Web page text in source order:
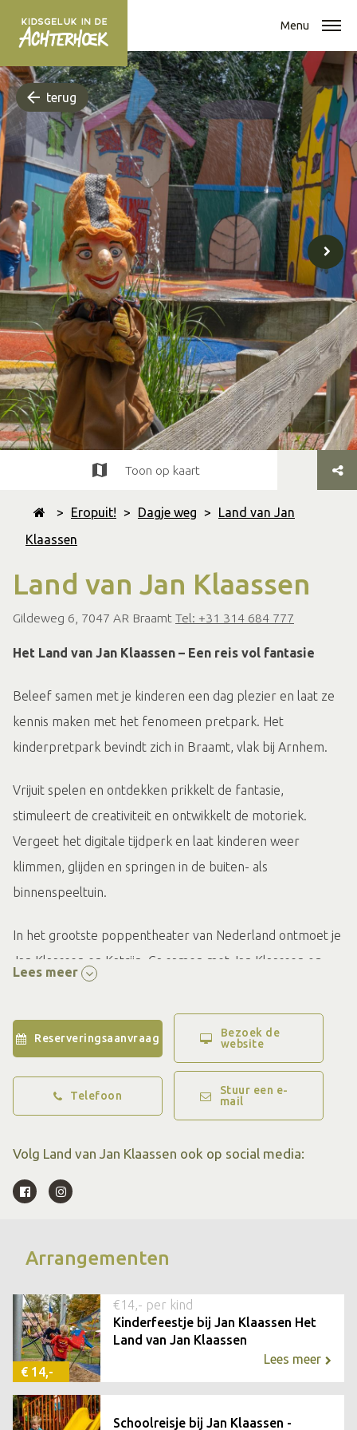
Menu
terug
> Eropuit! > Dagje weg >
Land van Jan
Klaassen
Land van Jan Klaassen
Gildeweg 6, 7047 AR Braamt Tel: +31 314 684 777
Toon op kaart
Het Land van Jan Klaassen – Een reis vol fantasie
Beleef samen met je kinderen een dag plezier en laat ze
kennis maken met het fenomeen pretpark. Het
kinderpretpark bevindt zich in Braamt, vlak bij Arnhem.
Vrijuit spelen en ontdekken prikkelt de fantasie,
stimuleert de creativiteit en ontwikkelt de motoriek.
Vergeet het digitale tijdperk en laat kinderen weer
klimmen, glijden en springen in de buiten- als
binnenspeeltuin.
In het grootste poppentheater van Nederland ontmoet je
Jan Klaassen en Katrijn. Ga samen met Jan Klaassen op
avontuur en maak een reis vol fantasie.
Extra lang genieten? Naast het kinderpretpark heeft Jan
Klaassen zijn eigen kindercamping. Laat je dromen
uitkomen en slaap in een vliegtuig, brandweerauto,
vrachtwagen of boomhut! Kijk op
de actuele openingstijden.
Lees meer
Reserveringsaanvraag
Bezoek de
website
Telefoon
Stuur een e-
mail
Volg Land van Jan Klaassen ook op social media:
Arrangementen
€ 14,-
€14,- per kind
Kinderfeestje bij Jan Klaassen Het
Land van Jan Klaassen
Lees meer
Schoolreisje bij Jan Klaassen -